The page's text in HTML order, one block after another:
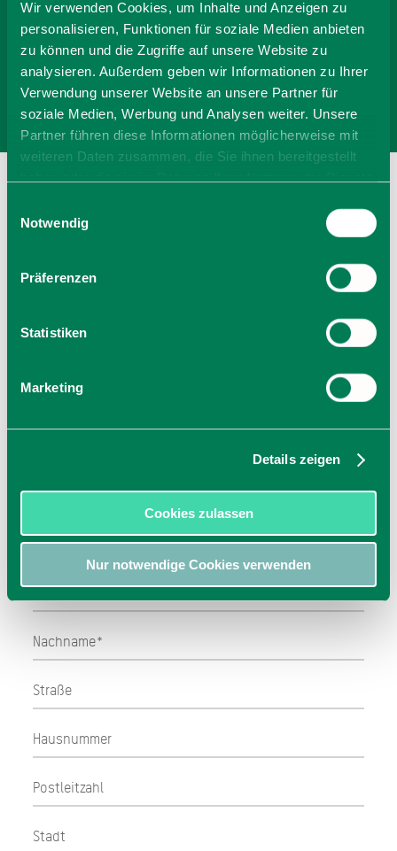
Wir verwenden Cookies, um Inhalte und Anzeigen zu
personalisieren, Funktionen für soziale Medien anbieten
zu können und die Zugriffe auf unsere Website zu
analysieren. Außerdem geben wir Informationen zu Ihrer
Verwendung unserer Website an unsere Partner für
soziale Medien, Werbung und Analysen weiter. Unsere
Partner führen diese Informationen möglicherweise mit
weiteren Daten zusammen, die Sie ihnen bereitgestellt
Cookies, wenn Sie unsere Webseite weiterhin nutzen.
Notwendig
Präferenzen
Statistiken
Marketing
Details zeigen
Cookies zulassen
Nur notwendige Cookies verwenden
-
Anzahl Personen
Sie möchten unverbindlich anfragen? Sie haben
besondere Bedürfnisse an Ihre Unterkunft oder
konkrete Fragestellungen? Dann nutzen Sie
unser Anfrageformular.